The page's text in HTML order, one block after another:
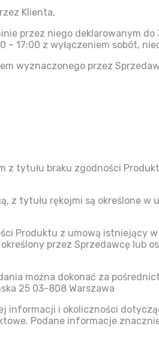
Klienta,
przez niego deklarowanym
17:00 z wyłączeniem sobót,
wyznaczonego przez
z tytułu braku zgodności
z tytułu rękojmi są określone w
Produktu z umową istniejący
przez Sprzedawcę lub
można dokonać za
25 03-808 Warszawa
informacji i okoliczności
Podane informacje